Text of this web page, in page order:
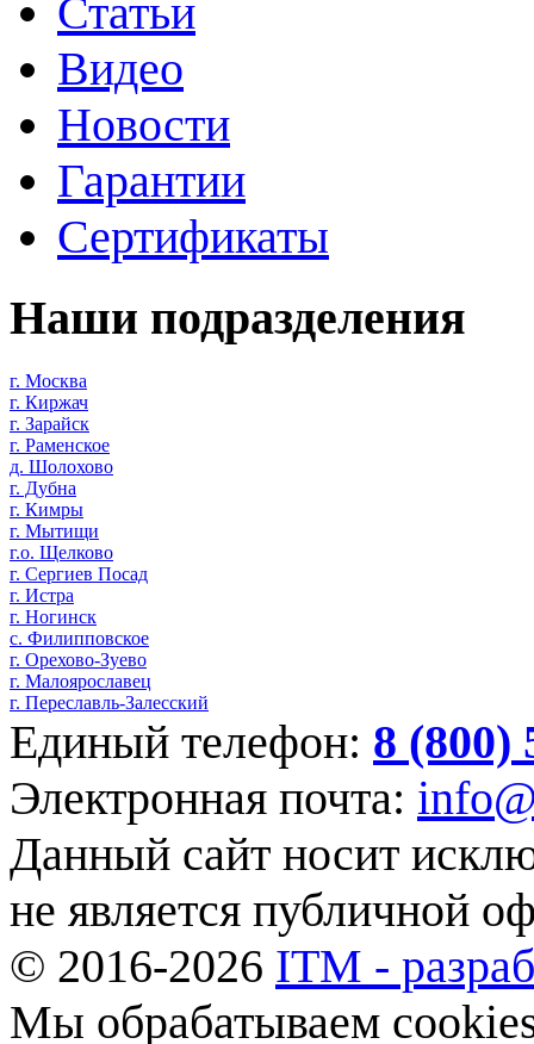
Статьи
Видео
Новости
Гарантии
Сертификаты
Наши подразделения
г. Москва
г. Киржач
г. Зарайск
г. Раменское
д. Шолохово
г. Дубна
г. Кимры
г. Мытищи
г.о. Щелково
г. Сергиев Посад
г. Истра
г. Ногинск
с. Филипповское
г. Орехово-Зуево
г. Малоярославец
г. Переславль-Залесский
Единый телефон: 8 (800)
Электронная почта:
Данный сайт носит
не является публичной
© 2016-2026 ITM -
Мы обрабатываем